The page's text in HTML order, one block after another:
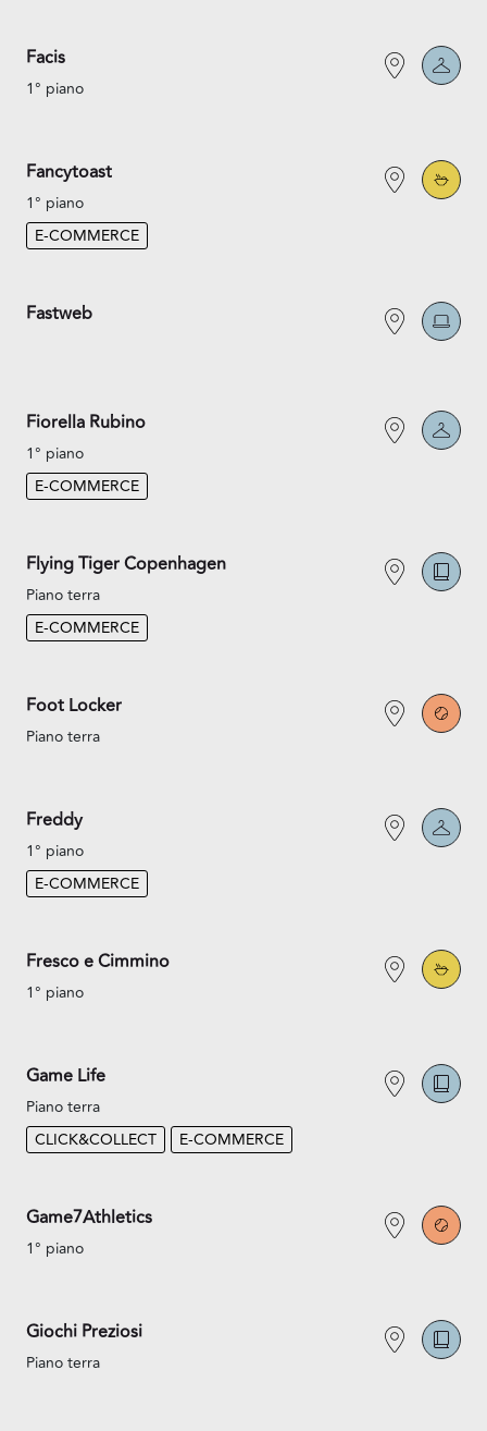
Facis
1° piano
Fancytoast
1° piano
E-COMMERCE
Fastweb
Fiorella Rubino
1° piano
E-COMMERCE
Flying Tiger Copenhagen
Piano terra
E-COMMERCE
Foot Locker
Piano terra
Freddy
1° piano
E-COMMERCE
Fresco e Cimmino
1° piano
Game Life
Piano terra
CLICK&COLLECT
E-COMMERCE
Game7Athletics
1° piano
Giochi Preziosi
Piano terra